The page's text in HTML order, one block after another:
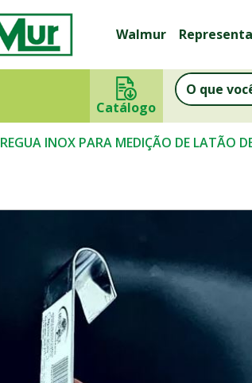
Walmur
Catálogo
REGUA INOX PARA MEDIÇÃO DE LATÃO